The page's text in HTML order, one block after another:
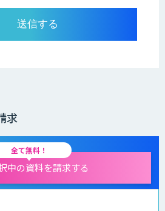
求
全て無料！
中の資料を請求する